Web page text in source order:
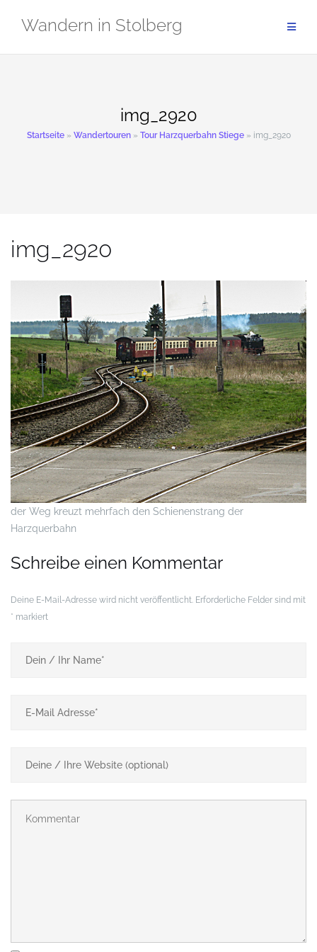
InhaltWandern in Stolberg
img_2920
Startseite» Wandertouren» Tour Harzquerbahn Stiege» img_2920
img_2920
der Weg kreuzt mehrfach den Schienenstrang der
Harzquerbahn
Schreibe einen Kommentar
Deine E-Mail-Adresse wird nicht veröffentlicht. Erforderliche Felder sind mit
* markiert